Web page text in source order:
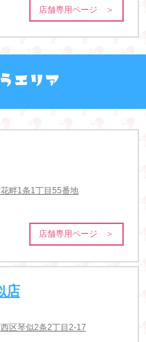
店舗専用ページ ＞
畔1条1丁目55番地
店舗専用ページ ＞
店
区琴似2条2丁目2-17